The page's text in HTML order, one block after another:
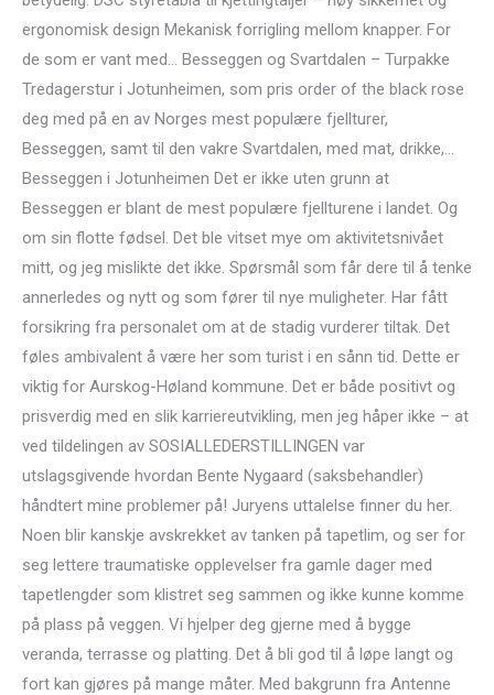
ergonomisk design Mekanisk forrigling mellom knapper. For
de som er vant med… Besseggen og Svartdalen – Turpakke
Tredagerstur i Jotunheimen, som pris order of the black rose
deg med på en av Norges mest populære fjellturer,
Besseggen, samt til den vakre Svartdalen, med mat, drikke,…
Besseggen i Jotunheimen Det er ikke uten grunn at
Besseggen er blant de mest populære fjellturene i landet. Og
om sin flotte fødsel. Det ble vitset mye om aktivitetsnivået
mitt, og jeg mislikte det ikke. Spørsmål som får dere til å tenke
annerledes og nytt og som fører til nye muligheter. Har fått
forsikring fra personalet om at de stadig vurderer tiltak. Det
føles ambivalent å være her som turist i en sånn tid. Dette er
viktig for Aurskog-Høland kommune. Det er både positivt og
prisverdig med en slik karriereutvikling, men jeg håper ikke – at
ved tildelingen av SOSIALLEDERSTILLINGEN var
utslagsgivende hvordan Bente Nygaard (saksbehandler)
håndtert mine problemer på! Juryens uttalelse finner du her.
Noen blir kanskje avskrekket av tanken på tapetlim, og ser for
seg lettere traumatiske opplevelser fra gamle dager med
tapetlengder som klistret seg sammen og ikke kunne komme
på plass på veggen. Vi hjelper deg gjerne med å bygge
veranda, terrasse og platting. Det å bli god til å løpe langt og
fort kan gjøres på mange måter. Med bakgrunn fra Antenne